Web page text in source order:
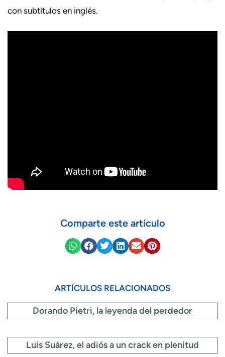
con subtítulos en inglés.
Comparte este artículo
ARTÍCULOS RELACIONADOS
Dorando Pietri, la leyenda del perdedor
Luis Suárez, el adiós a un crack en plenitud